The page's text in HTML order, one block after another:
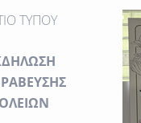
ΤΥΠΟΥ